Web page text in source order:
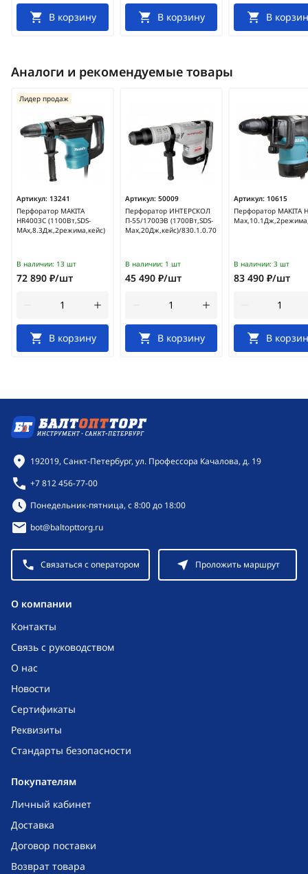
В корзину В корзину В
Аналоги и рекомендуемые товары
Артикул: 13241
Перфоратор MAKITA
HR4003C (1100Вт,SDS-
MAx,8.3Дж,2режима,кейс)
Лидер продаж
В наличии: 13 шт
72 890 ₽/шт
В корзину
Артикул: 50009
Перфоратор ИНТЕРСКОЛ
П-55/1700ЭВ (1700Вт,SDS-
Max,20Дж,кейс)/830.1.0.70
В наличии: 1 шт
45 490 ₽/шт
В корзину
Артикул: 10615
Перфоратор MAKITA
В наличии: 3 шт
83 490 ₽/шт
В
O компании
Контакты
Связь с руководством
О нас
Новости
Сертификаты
Реквизиты
Стандарты безопасности
Покупателям
Личный кабинет
Доставка
Договор поставки
Возврат товара
Контактная информация
192019, Санкт-Петербург, ул. Профессора Качалова, д. 19
+7 812 456-77-00
Режим работы:
Понедельник-пятница, с 8:00 до 18:00
bot@baltopttorg.ru
Связаться с оператором Проложить маршрут